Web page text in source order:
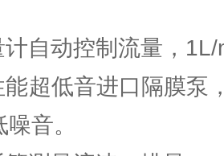
自动控制流量，
超低音进口隔膜泵
音。